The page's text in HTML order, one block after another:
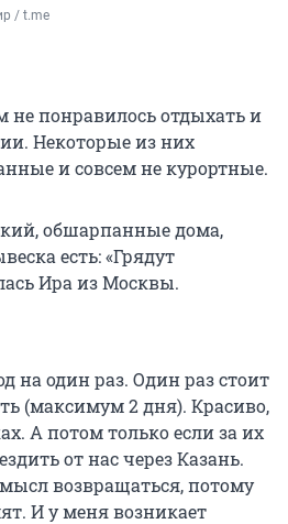
/ t.me
не понравилось отдыхать и
Некоторые из них
и совсем не курортные.
обшарпанные дома,
есть: «Грядут
Ира из Москвы.
на один раз. Один раз стоит
(максимум 2 дня). Красиво,
А потом только если за их
от нас через Казань.
возвращаться, потому
И у меня возникает